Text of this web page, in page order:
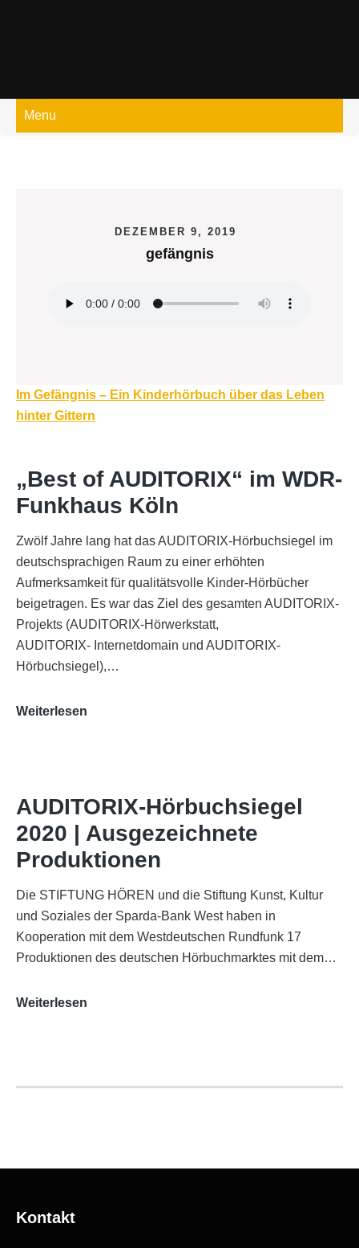
Menu
DEZEMBER 9, 2019
gefängnis
Beitragsnavigation
Im Gefängnis – Ein Kinderhörbuch über das Leben
hinter Gittern
„Best of AUDITORIX“ im WDR-
Funkhaus Köln
Zwölf Jahre lang hat das AUDITORIX-Hörbuchsiegel im
deutschsprachigen Raum zu einer erhöhten
Aufmerksamkeit für qualitätsvolle Kinder-Hörbücher
beigetragen. Es war das Ziel des gesamten AUDITORIX-
Projekts (AUDITORIX-Hörwerkstatt,
AUDITORIX- Internetdomain und AUDITORIX-
Hörbuchsiegel),…
Weiterlesen
Funkhaus
Köln
AUDITORIX-Hörbuchsiegel
2020 | Ausgezeichnete
Produktionen
Die STIFTUNG HÖREN und die Stiftung Kunst, Kultur
und Soziales der Sparda-Bank West haben in
Kooperation mit dem Westdeutschen Rundfunk 17
Produktionen des deutschen Hörbuchmarktes mit dem…
Weiterlesen
Ausgezeichnete
Kontakt